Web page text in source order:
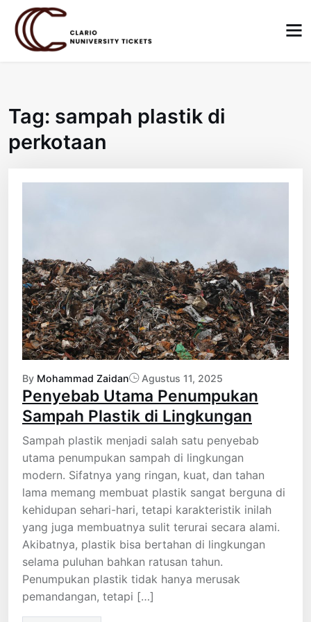
content
Tag: sampah plastik di
perkotaan
By Mohammad Zaidan Agustus 11, 2025
Penyebab Utama Penumpukan
Sampah Plastik di Lingkungan
Sampah plastik menjadi salah satu penyebab
utama penumpukan sampah di lingkungan
modern. Sifatnya yang ringan, kuat, dan tahan
lama memang membuat plastik sangat berguna di
kehidupan sehari-hari, tetapi karakteristik inilah
yang juga membuatnya sulit terurai secara alami.
Akibatnya, plastik bisa bertahan di lingkungan
selama puluhan bahkan ratusan tahun.
Penumpukan plastik tidak hanya merusak
pemandangan, tetapi […]